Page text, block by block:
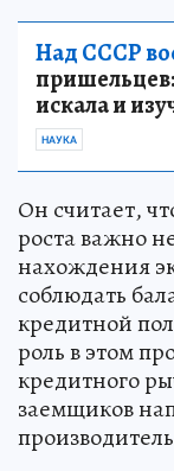
Над СССР
пришельцев:
искала и
НАУКА
Он считает,
роста важно
нахождения
соблюдать
кредитной
роль в этом
кредитного
заемщиков